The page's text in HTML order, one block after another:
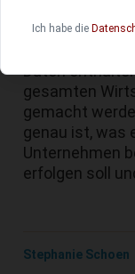
(DPP), der
optimieren. In
Daten
gesamten
gemacht
genau ist, was
Unternehmen
erfolgen soll
Stephanie Schoen
Ich habe die